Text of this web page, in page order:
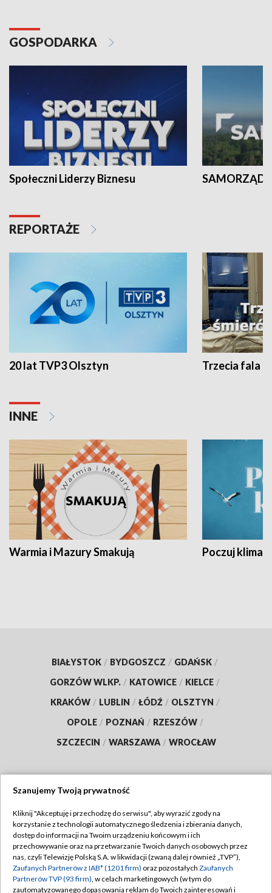
GOSPODARKA
Społeczni Liderzy Biznesu SAMORZĄD
REPORTAŻE
20 lat TVP3 Olsztyn Trzecia fala -
INNE
Warmia i Mazury Smakują Poczuj klimat
BIAŁYSTOK / BYDGOSZCZ / GDAŃSK /
GORZÓW WLKP. / KATOWICE / KIELCE /
KRAKÓW / LUBLIN / ŁÓDŹ / OLSZTYN /
OPOLE / POZNAŃ / RZESZÓW /
SZCZECIN / WARSZAWA / WROCŁAW
TVP
Abonament TVP
Emisja w TVP
Centrum informacji TVP
Regulamin TVP
Polityka prywatności
Moje zgody
Szanujemy Twoją prywatność
Kliknij "Akceptuję i przechodzę do serwisu", aby wyrazić zgody na
korzystanie z technologii automatycznego śledzenia i zbierania danych,
dostęp do informacji na Twoim urządzeniu końcowym i ich
przechowywanie oraz na przetwarzanie Twoich danych osobowych przez
nas, czyli Telewizję Polską S.A. w likwidacji (zwaną dalej również „TVP”),
Zaufanych Partnerów z IAB* (1201 firm) oraz pozostałych Zaufanych
Partnerów TVP (93 firm), w celach marketingowych (w tym do
zautomatyzowanego dopasowania reklam do Twoich zainteresowań i